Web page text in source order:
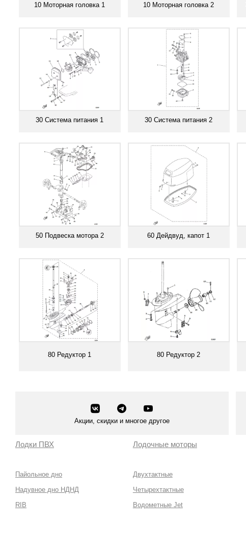
10 Моторная головка 1 10 Моторная головка 2
30 Система питания 1 30 Система питания 2
50 Подвеска мотора 2 60 Дейдвуд, капот 1
80 Редуктор 1 80 Редуктор 2
Акции, скидки и многое другое
Лодки ПВХ
Пайольное дно
Надувное дно НДНД
RIB
Лодочные моторы
Двухтактные
Четырехтактные
Водометные Jet